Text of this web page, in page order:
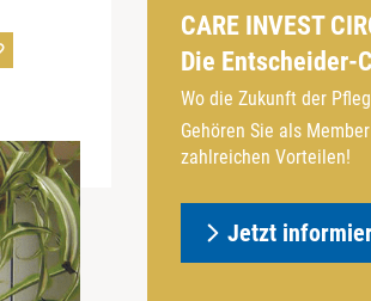
CARE INVEST
Die Entscheider-
Wo die Zukunft der
Gehören Sie als
zahlreichen Vorteilen!
Jetzt